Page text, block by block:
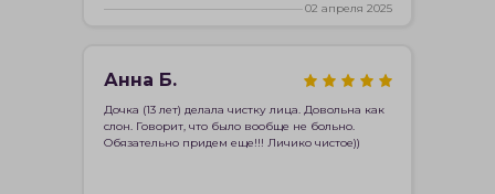
02 апреля 2025
Анна Б.
Дочка (13 лет) делала чистку лица. Довольна как
слон. Говорит, что было вообще не больно.
Обязательно придем еще!!! Личико чистое))